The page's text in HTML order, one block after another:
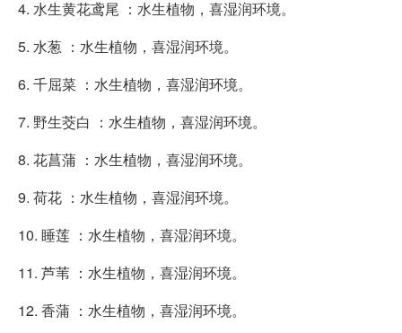
4. 水生黄花鸢尾 ：水生植物，喜湿润环境。
5. 水葱 ：水生植物，喜湿润环境。
6. 千屈菜 ：水生植物，喜湿润环境。
7. 野生茭白 ：水生植物，喜湿润环境。
8. 花菖蒲 ：水生植物，喜湿润环境。
9. 荷花 ：水生植物，喜湿润环境。
10. 睡莲 ：水生植物，喜湿润环境。
11. 芦苇 ：水生植物，喜湿润环境。
12. 香蒲 ：水生植物，喜湿润环境。